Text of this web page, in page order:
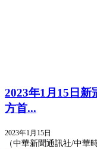
2023年1月15日
方首...
2023年1月15日
（中華新聞通訊社/中華